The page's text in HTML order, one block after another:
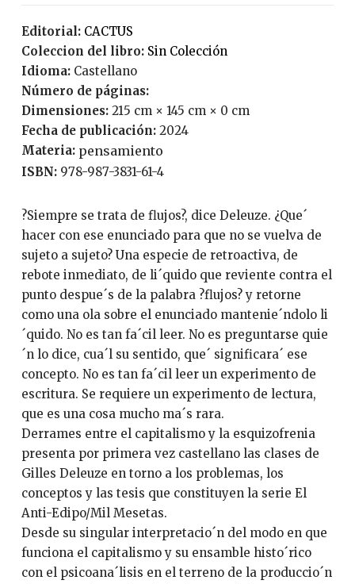
Editorial:
CACTUS
Coleccion del libro:
Sin Colección
Idioma:
Castellano
Número de páginas:
Dimensiones: 215 cm × 145 cm × 0 cm
Fecha de publicación:
2024
Materia: pensamiento
ISBN: 978-987-3831-61-4
?Siempre se trata de flujos?, dice Deleuze. ¿Que´
hacer con ese enunciado para que no se vuelva de
sujeto a sujeto? Una especie de retroactiva, de
rebote inmediato, de li´quido que reviente contra el
punto despue´s de la palabra ?flujos? y retorne
como una ola sobre el enunciado mantenie´ndolo li
´quido. No es tan fa´cil leer. No es preguntarse quie
´n lo dice, cua´l su sentido, que´ significara´ ese
concepto. No es tan fa´cil leer un experimento de
escritura. Se requiere un experimento de lectura,
que es una cosa mucho ma´s rara.
Derrames entre el capitalismo y la esquizofrenia
presenta por primera vez castellano las clases de
Gilles Deleuze en torno a los problemas, los
conceptos y las tesis que constituyen la serie El
Anti-Edipo/Mil Mesetas.
Desde su singular interpretacio´n del modo en que
funciona el capitalismo y su ensamble histo´rico
con el psicoana´lisis en el terreno de la produccio´n